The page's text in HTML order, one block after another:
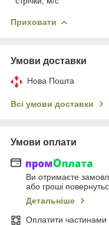
Приховати
Умови доставки
Нова Пошта
Всі умови доставки
Умови оплати
Ви отримаєте
або гроші
Детальніше
Оплатити частинами